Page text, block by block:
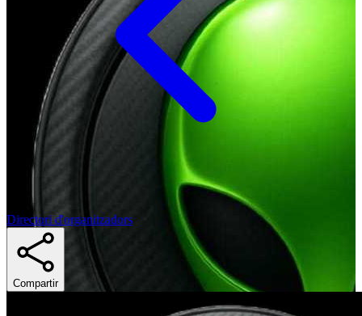
Directori d'organitzadors
Compartir